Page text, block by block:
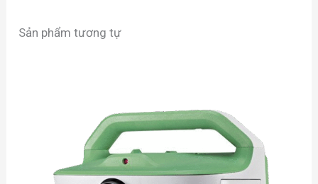
Sản phẩm tương tự